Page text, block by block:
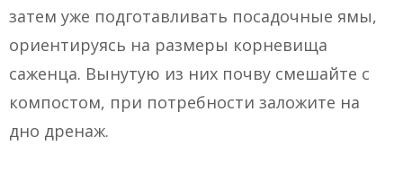
затем уже подготавливать посадочные ямы,
ориентируясь на размеры корневища
саженца. Вынутую из них почву смешайте с
компостом, при потребности заложите на
дно дренаж.